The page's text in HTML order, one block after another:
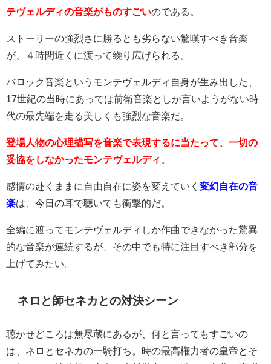
テヴェルディの音楽がものすごいのである。
ストーリーの強烈さに勝るとも劣らない驚嘆すべき音楽
が、４時間近くに渡って繰り広げられる。
バロック音楽というモンテヴェルディ自身が生み出した、
17世紀の当時にあっては前衛音楽としか言いようがない時
代の最先端を走る美しくも強烈な音楽だ。
登場人物の心理描写を音楽で表現するに当たって、一切の
妥協をしなかったモンテヴェルディ
感情の赴くままに自由自在に姿を変えていく 変幻自在の音
楽は、今日の耳で聴いても衝撃的だ。
全編に渡ってモンテヴェルディしか作曲できなかった驚異
的な音楽が連続するが、その中でも特に注目すべき部分を
上げてみたい。
ネロと師セネカとの対決シーン
聴かせどころは無尽蔵にあるが、何と言ってもすごいの
は、ネロとセネカの一騎打ち。時の最高権力者の皇帝とそ